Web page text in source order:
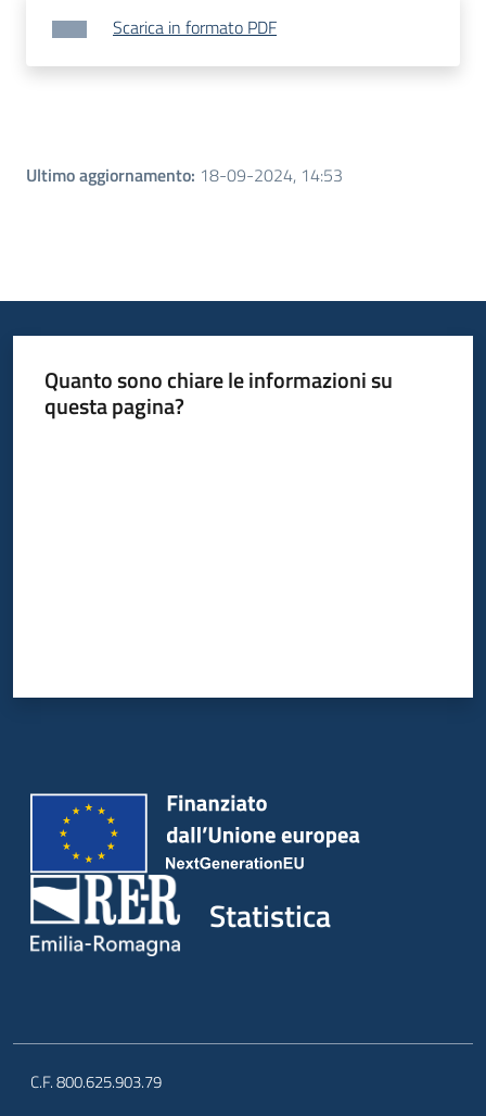
Scarica in formato PDF
Ultimo aggiornamento: 18-09-2024, 14:53
Quanto sono chiare le informazioni su
questa pagina?
Statistica
C.F. 800.625.903.79